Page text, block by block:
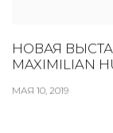
НОВАЯ
MAXIMILIAN
МАЯ 10, 2019